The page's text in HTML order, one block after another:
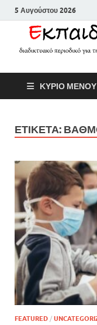
5 Αυγούστου 2026
ΚΥΡΙΟ ΜΕΝΟΥ
ΕΤΙΚΕΤΑ:
FEATURED /